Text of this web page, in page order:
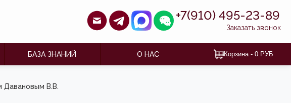
+7(910) 495-23-89
Заказать звонок
БАЗА ЗНАНИЙ О НАС Корзина - 0 РУБ
Давановым В.В.